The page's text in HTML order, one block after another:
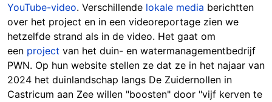
YouTube-video. Verschillende lokale media berichtten
over het project en in een videoreportage zien we
hetzelfde strand als in de video. Het gaat om
een project van het duin- en watermanagementbedrijf
PWN. Op hun website stellen ze dat ze in het najaar van
2024 het duinlandschap langs De Zuidernollen in
Castricum aan Zee willen "boosten" door "vijf kerven te